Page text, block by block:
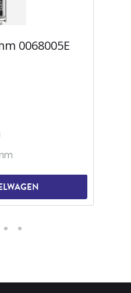
0068005E